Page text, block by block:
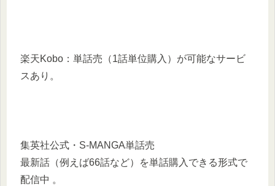
楽天Kobo：単話売（1話単位購入）が可能なサービ
スあり。
集英社公式・S‑MANGA単話売
最新話（例えば66話など）を単話購入できる形式で
配信中 。